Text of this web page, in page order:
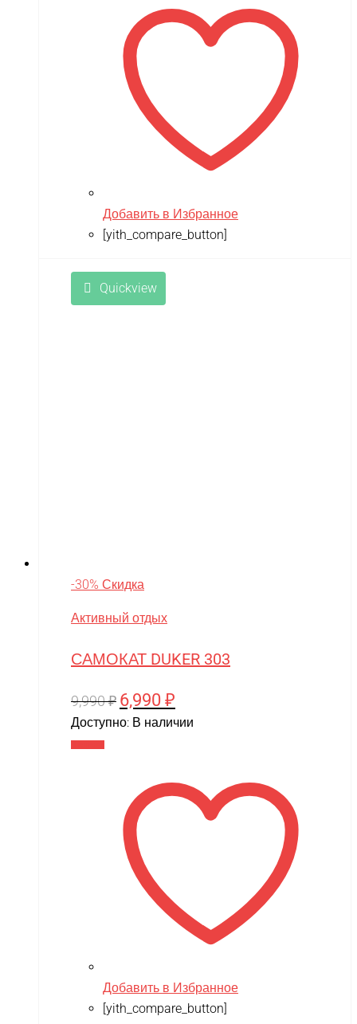
Добавить в Избранное
[yith_compare_button]
Quickview
-30% Скидка
Активный отдых
САМОКАТ DUKER 303
9,990₽ Первоначальная
цена
6,990 ₽
цена:
Доступно: В наличии
Добавить в Избранное
[yith_compare_button]